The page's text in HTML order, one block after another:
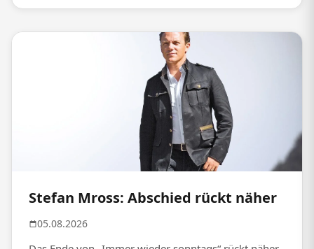
Stefan Mross: Abschied rückt näher
05.08.2026